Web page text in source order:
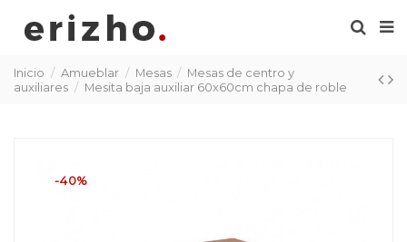
Inicio Amueblar Mesas
Mesas de centro y
auxiliares
Mesita baja auxiliar 60x60cm chapa de roble
-40%